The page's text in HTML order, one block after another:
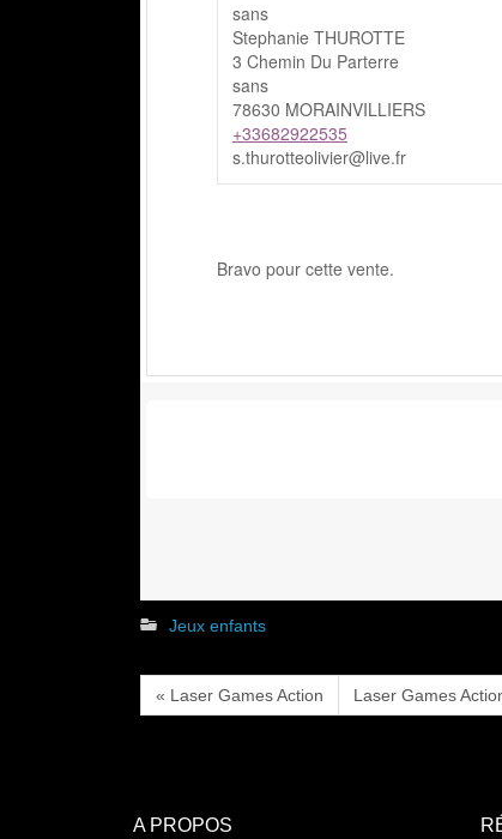
sans
Stephanie THUROTTE
3 Chemin Du Parterre
sans
78630 MORAINVILLIERS
+33682922535
s.thurotteolivier@live.fr
Bravo pour cette vente.
Jeux enfants
« Laser Games Action Laser Games
A PROPOS